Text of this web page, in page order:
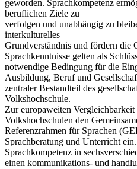
geworden. Sprachkompetenz
beruflichen Ziele zu
verfolgen und unabhängig zu
interkulturelles
Grundverständnis und fördern die
Sprachkenntnisse gelten als
notwendige Bedingung für die
Ausbildung, Beruf und
zentraler Bestandteil des
Volkshochschule.
Zur europaweiten Vergleichbarkeit
Volkshochschulen den
Referenzrahmen für Sprachen
Sprachberatung und Unterricht
Sprachkompetenz in
einen kommunikations- und